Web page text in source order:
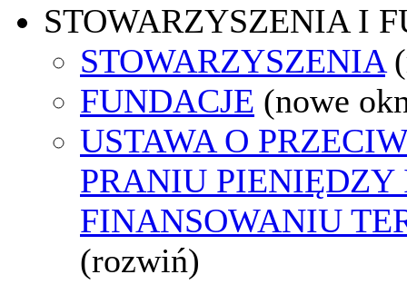
STOWARZYSZENIA I
STOWARZYSZENIA
FUNDACJE (nowe
USTAWA O
PRANIU PIENIĘDZY
FINANSOWANIU
(rozwiń)